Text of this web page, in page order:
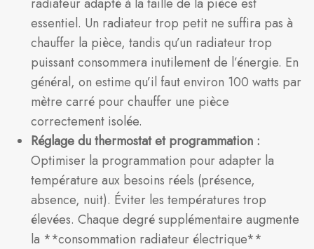
essentiel. Un radiateur trop petit ne suffira pas à
chauffer la pièce, tandis qu’un radiateur trop
puissant consommera inutilement de l’énergie. En
général, on estime qu’il faut environ 100 watts par
mètre carré pour chauffer une pièce
correctement isolée.
Réglage du thermostat et programmation :
Optimiser la programmation pour adapter la
température aux besoins réels (présence,
absence, nuit). Éviter les températures trop
élevées. Chaque degré supplémentaire augmente
la **consommation radiateur électrique**